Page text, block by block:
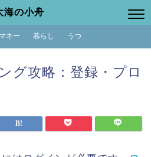
海の小舟
マネー 暮らし うつ
グ攻略：登録・プロ